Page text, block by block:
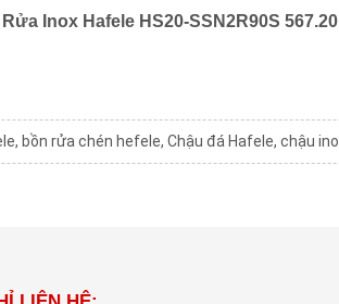
Inox Hafele HS20-SSN2R90S
, bồn rửa chén hefele, Chậu đá Hafele, chậu